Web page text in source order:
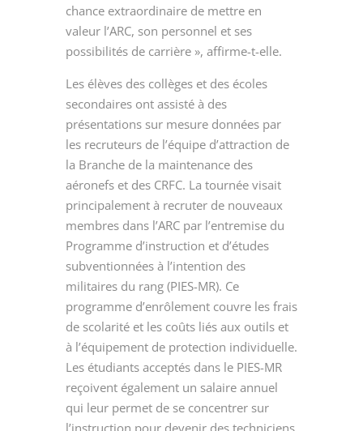
chance extraordinaire de mettre en
valeur l’ARC, son personnel et ses
possibilités de carrière », affirme-t-elle.
Les élèves des collèges et des écoles
secondaires ont assisté à des
présentations sur mesure données par
les recruteurs de l’équipe d’attraction de
la Branche de la maintenance des
aéronefs et des CRFC. La tournée visait
principalement à recruter de nouveaux
membres dans l’ARC par l’entremise du
Programme d’instruction et d’études
subventionnées à l’intention des
militaires du rang (PIES-MR). Ce
programme d’enrôlement couvre les frais
de scolarité et les coûts liés aux outils et
à l’équipement de protection individuelle.
Les étudiants acceptés dans le PIES-MR
reçoivent également un salaire annuel
qui leur permet de se concentrer sur
l’instruction pour devenir des techniciens